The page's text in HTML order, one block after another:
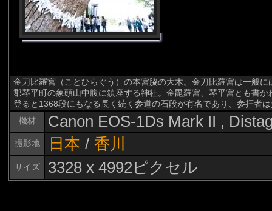
金刀比羅宮（ことひらぐう）の本宮脇の大木。金刀比羅宮は一般
郡琴平町の象頭山中腹に鎮座する神社。金毘羅宮、琴平宮とも書
登ると1368段にもなる長く続く参道の石段が有名であり、参拝者
機材
Canon EOS-1Ds Mark II ,
撮影地 日本 / 香川
サイズ 3328 x 4992ピクセル